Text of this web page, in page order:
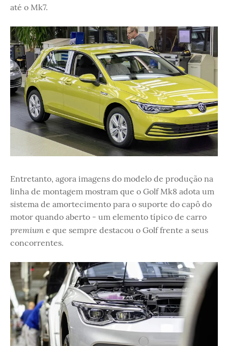
até o Mk7.
Entretanto, agora imagens do modelo de produção na
linha de montagem mostram que o Golf Mk8 adota um
sistema de amortecimento para o suporte do capô do
motor quando aberto - um elemento típico de carro
premium e que sempre destacou o Golf frente a seus
concorrentes.